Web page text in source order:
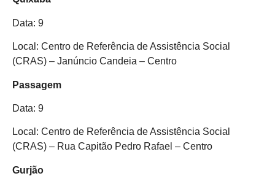
Data: 9
Local: Centro de Referência de Assistência Social
(CRAS) – Janúncio Candeia – Centro
Passagem
Data: 9
Local: Centro de Referência de Assistência Social
(CRAS) – Rua Capitão Pedro Rafael – Centro
Gurjão